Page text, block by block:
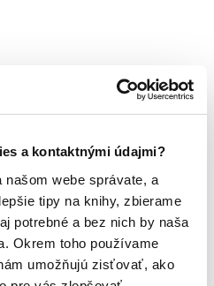
a kontaktnými údajmi?
webe správate, a
tipy na knihy, zbierame
potrebné a bez nich by naša
Okrem toho používame
umožňujú zisťovať, ako